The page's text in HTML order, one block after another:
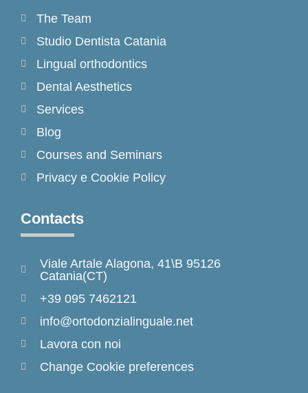
The Team
Studio Dentista Catania
Lingual orthodontics
Dental Aesthetics
Services
Blog
Courses and Seminars
Privacy e Cookie Policy
Contacts
Viale Artale Alagona, 41\B 95126
Catania(CT)
+39 095 7462121
info@ortodonzialinguale.net
Lavora con noi
Change Cookie preferences